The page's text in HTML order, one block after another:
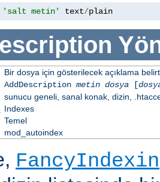
'salt metin' text/plain
Bir dosya için gösterilecek açıklama
AddDescription metin dosya[
sunucu geneli, sanal konak, dizin,
Indexes
Temel
mod_autoindex